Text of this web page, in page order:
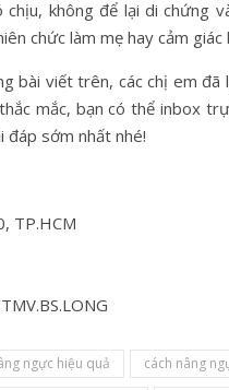
chịu, không để lại di chứng
chức làm mẹ hay cảm giác
bài viết trên, các chị em đã
mắc, bạn có thể inbox
đáp sớm nhất nhé!
TP.HCM
ngực hiệu quả cách nâng